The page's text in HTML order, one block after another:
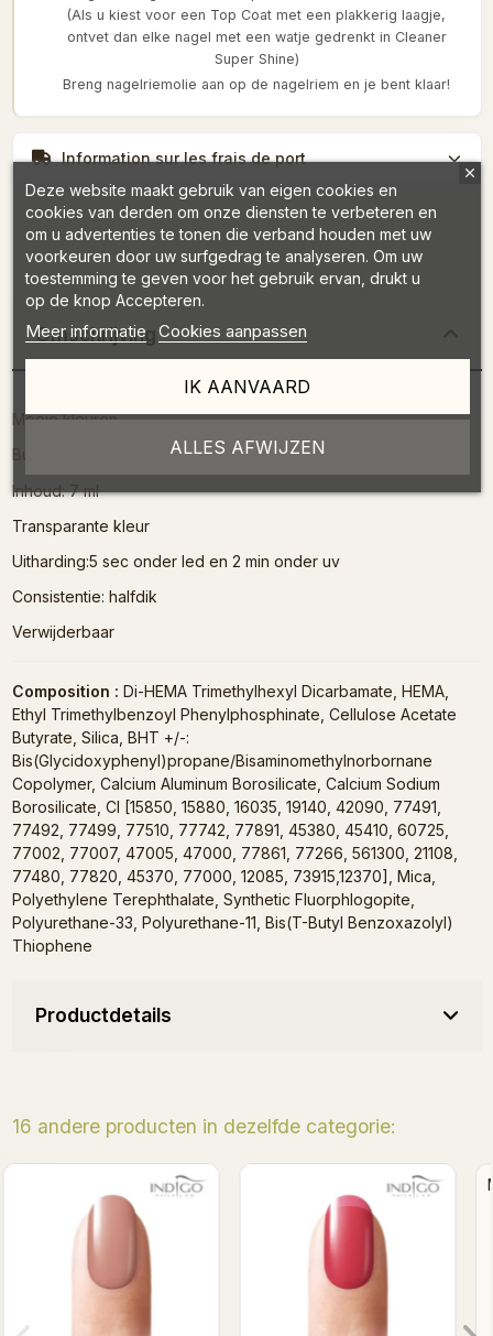
(Als u kiest voor een Top Coat met een plakkerig laagje,
ontvet dan elke nagel met een watje gedrenkt in Cleaner
Super Shine)
Breng nagelriemolie aan op de nagelriem en je bent klaar!
Information sur les frais de port
Omschrijving
Mooie kleuren
Buitengewone adhesie-eigenschappen
Inhoud: 7 ml
Transparante kleur
Uitharding:5 sec onder led en 2 min onder uv
Consistentie: halfdik
Verwijderbaar
Composition : Di-HEMA Trimethylhexyl Dicarbamate, HEMA,
Ethyl Trimethylbenzoyl Phenylphosphinate, Cellulose Acetate
Butyrate, Silica, BHT +/-:
Bis(Glycidoxyphenyl)propane/Bisaminomethylnorbornane
Copolymer, Calcium Aluminum Borosilicate, Calcium Sodium
Borosilicate, CI [15850, 15880, 16035, 19140, 42090, 77491,
77492, 77499, 77510, 77742, 77891, 45380, 45410, 60725,
77002, 77007, 47005, 47000, 77861, 77266, 561300, 21108,
77480, 77820, 45370, 77000, 12085, 73915,12370], Mica,
Polyethylene Terephthalate, Synthetic Fluorphlogopite,
Polyurethane-33, Polyurethane-11, Bis(T-Butyl Benzoxazolyl)
Thiophene
Productdetails
16 andere producten in dezelfde categorie:
Mama no Drama Gel Polish That's Hot! Gel Polish
Deze website maakt gebruik van eigen cookies en
cookies van derden om onze diensten te verbeteren en
om u advertenties te tonen die verband houden met uw
voorkeuren door uw surfgedrag te analyseren. Om uw
toestemming te geven voor het gebruik ervan, drukt u
op de knop Accepteren.
Meer informatie Cookies aanpassen
ALLES AFWIJZEN
IK AANVAARD